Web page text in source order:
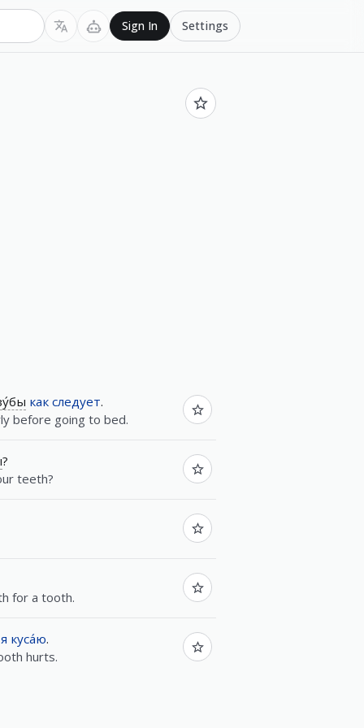
Sign In Settings
как следует.
before going to bed.
?
teeth?
for a tooth.
я куса́ю.
hurts.